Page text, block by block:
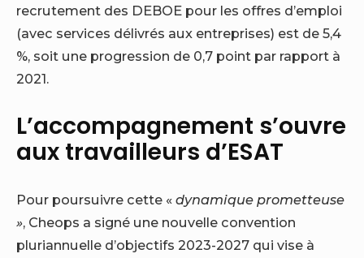
recrutement des DEBOE pour les offres d’emploi
(avec services délivrés aux entreprises) est de 5,4
%, soit une progression de 0,7 point par rapport à
2021.
L’accompagnement s’ouvre
aux travailleurs d’ESAT
Pour poursuivre cette « dynamique prometteuse
», Cheops a signé une nouvelle convention
pluriannuelle d’objectifs 2023-2027 qui vise à